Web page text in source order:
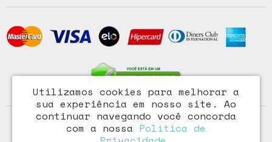
Access Comércio Importação e Exportação Ltda - CNPJ:
72.473.291/0001-46
Utilizamos cookies para melhorar a
sua experiência em nosso site. Ao
continuar navegando você concorda
com a nossa Política de